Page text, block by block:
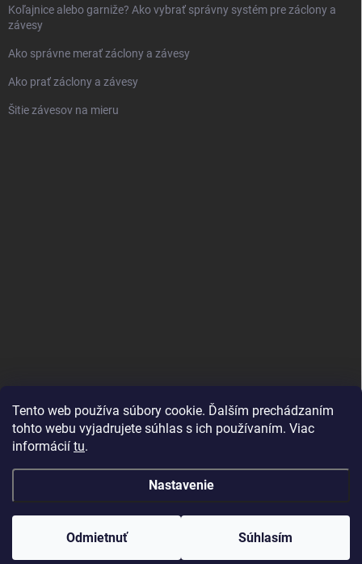
Tento web používa súbory cookie. Ďalším prechádzaním
tohto webu vyjadrujete súhlas s ich používaním. Viac
informácií tu.
Nastavenie
Odmietnuť Súhlasím
Koľajnice alebo garniže? Ako vybrať správny systém pre záclony a
závesy
Ako správne merať záclony a závesy
Ako prať záclony a závesy
Šitie závesov na mieru
Vytvoril Shoptet
Created by Gaelta